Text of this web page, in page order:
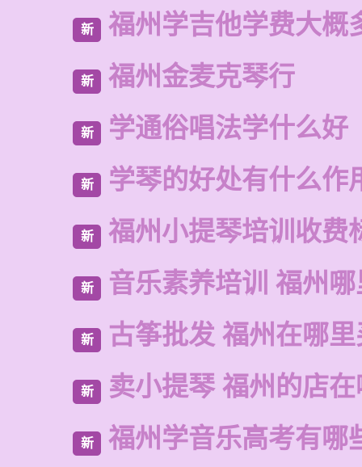
新 福州学吉他学费大概
新 福州金麦克琴行
新 学通俗唱法学什么好
新 学琴的好处有什么作
新 福州小提琴培训收费
新 音乐素养培训 福州
新 古筝批发 福州在哪
新 卖小提琴 福州的店
新 福州学音乐高考有哪